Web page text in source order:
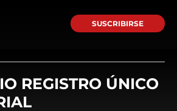
SUSCRIBIRSE
REGISTRO ÚNICO